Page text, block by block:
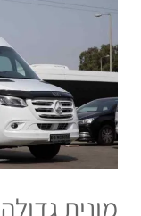
מונית